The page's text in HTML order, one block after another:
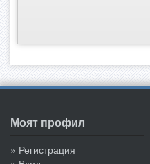
Моят профил
» Регистрация